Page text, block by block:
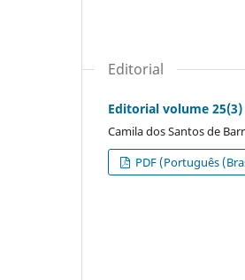
Editorial
Editorial volume 25(3)
Camila dos Santos de
PDF (Português